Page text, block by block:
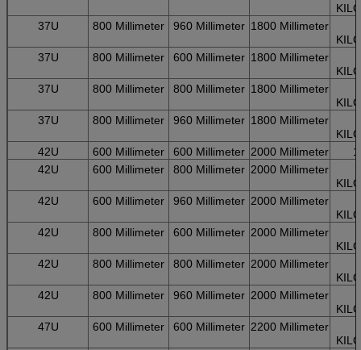
37U
800 Millimeter 960 Millimeter 1800 Millimeter
37U
800 Millimeter 600 Millimeter 1800 Millimeter
37U
800 Millimeter 800 Millimeter 1800 Millimeter
37U
800 Millimeter 960 Millimeter 1800 Millimeter
42U
600 Millimeter 600 Millimeter 2000 Millimeter
42U
600 Millimeter 800 Millimeter 2000 Millimeter
42U
600 Millimeter 960 Millimeter 2000 Millimeter
42U
800 Millimeter 600 Millimeter 2000 Millimeter
42U
800 Millimeter 800 Millimeter 2000 Millimeter
42U
800 Millimeter 960 Millimeter 2000 Millimeter
47U
600 Millimeter 600 Millimeter 2200 Millimeter